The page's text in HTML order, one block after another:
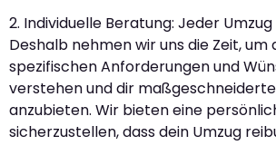
2. Individuelle Beratung: Jeder
Deshalb nehmen wir uns die Zeit, um
spezifischen Anforderungen und
verstehen und dir
anzubieten. Wir bieten eine
sicherzustellen, dass dein Umzug